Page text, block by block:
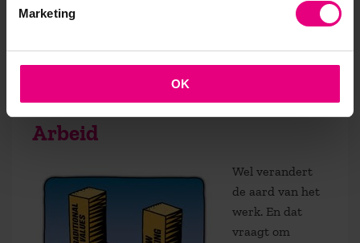
Marketing
OK
machines (stoomtrein, lopende band, etc) en de
opkomst van internet niet heeft geleidt tot minder
werkgelegenheid.
Ondernemen met de factor
Arbeid
Wel verandert
de aard van het
werk. En dat
vraagt om